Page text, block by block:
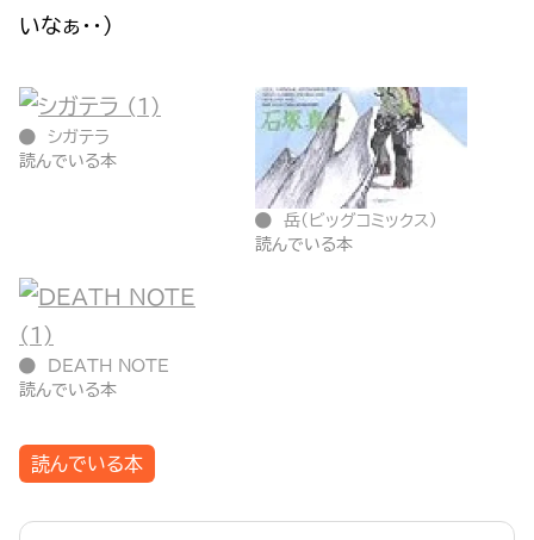
いなぁ・・）
シガテラ
読んでいる本
岳(ビッグコミックス)
読んでいる本
DEATH NOTE
読んでいる本
読んでいる本